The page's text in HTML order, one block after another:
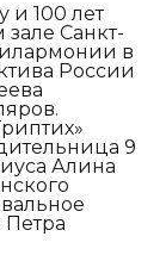
и 100 лет
Санкт-
в
России
9
Алина